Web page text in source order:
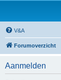
V&A
Forumoverzicht
Aanmelden